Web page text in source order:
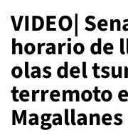
VIDEO|
horario de
olas del
terremoto
Magallanes